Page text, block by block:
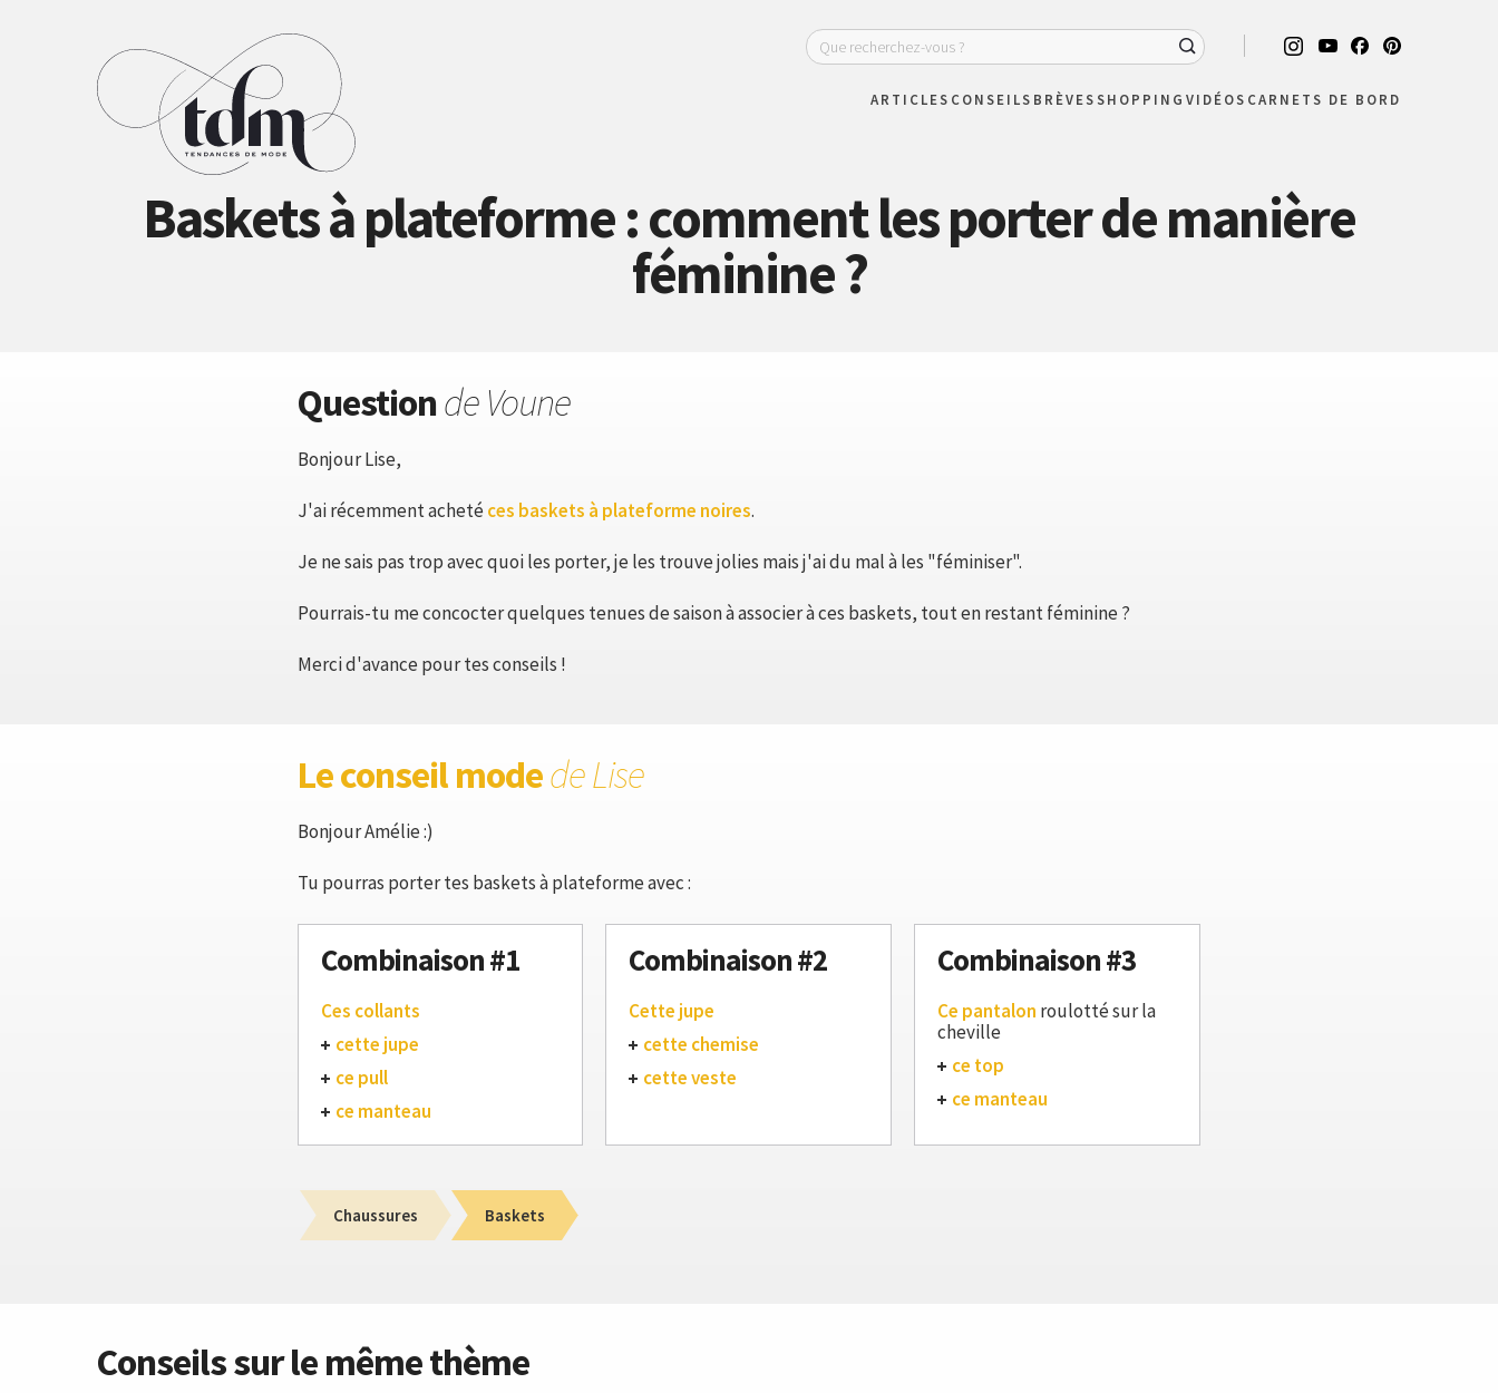
ARTICLES CONSEILS BRÈVESSHOPPING VIDÉOS CARNETS DE BORD
Baskets à plateforme : comment les porter de manière
féminine ?
Questionde Voune
Bonjour Lise,
J'ai récemment achetéces baskets à plateforme noires.
Je ne sais pas trop avec quoi les porter, je les trouve jolies mais j'ai du mal à les "féminiser".
Pourrais-tu me concocter quelques tenues de saison à associer à ces baskets, tout en restant féminine ?
Merci d'avance pour tes conseils !
Le conseil modede Lise
Bonjour Amélie :)
Tu pourras porter tes baskets à plateforme avec :
Combinaison #1
Ces collants
cette jupe
ce pull
ce manteau
Combinaison #2
Cette jupe
cette chemise
cette veste
Combinaison #3
Ce pantalon roulotté sur la
cheville
ce top
ce manteau
Chaussures Baskets
Conseils sur le même thème